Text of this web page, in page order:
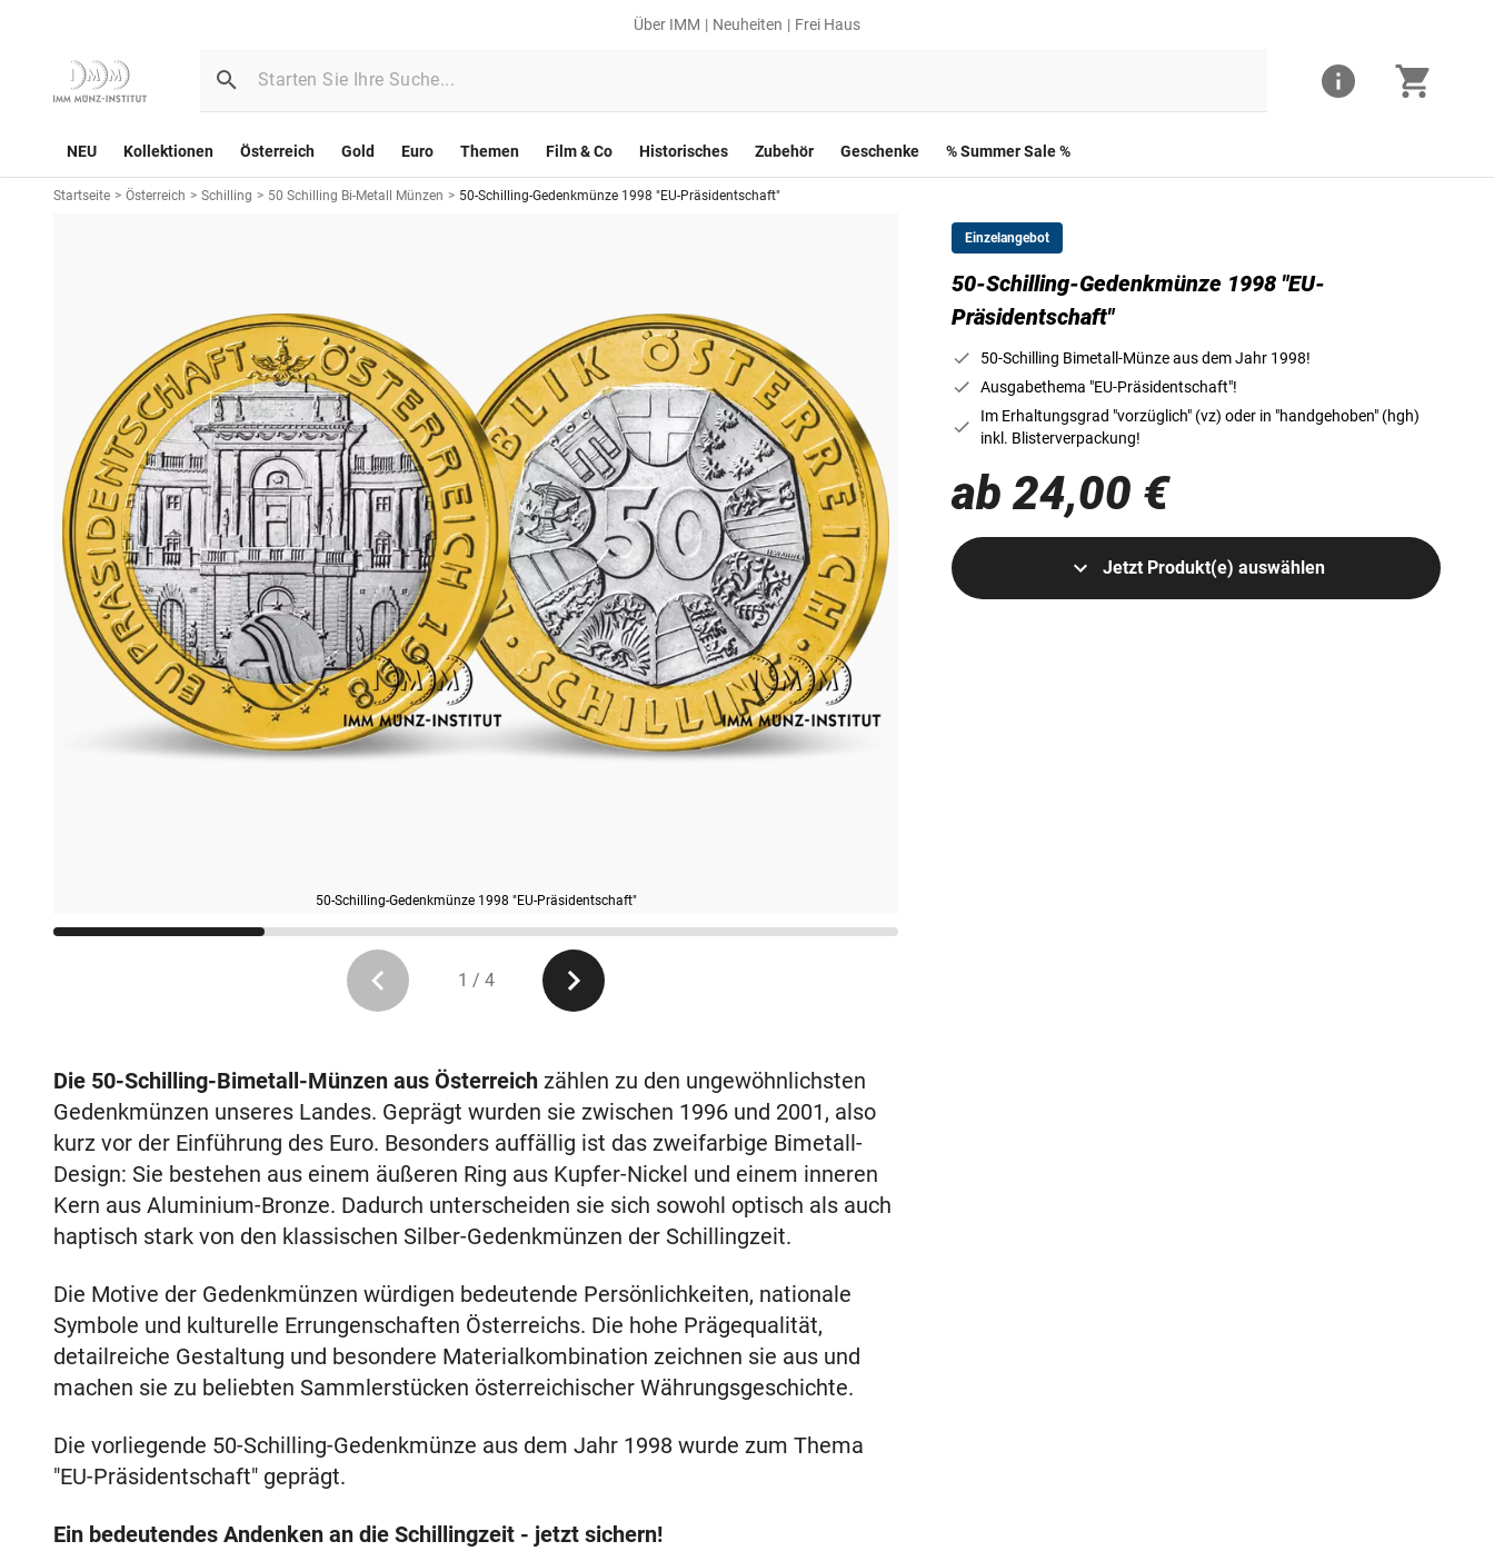
Über IMM Neuheiten Frei Haus
NEU Kollektionen Österreich Gold Euro Themen Film & Co Historisches Zubehör Geschenke % Summer Sale %
Startseite > Österreich > Schilling > 50 Schilling Bi-Metall Münzen > 50-Schilling-Gedenkmünze 1998 "EU-Präsidentschaft"
50-Schilling-Gedenkmünze 1998 "EU-Präsidentschaft"
Die Vorderseite der 50-Schilling-Gedenkmünze
1 / 4
Einzelangebot
50-Schilling-Gedenkmünze 1998 "EU-
Präsidentschaft"
50-Schilling Bimetall-Münze aus dem Jahr 1998!
Ausgabethema "EU-Präsidentschaft"!
Im Erhaltungsgrad "vorzüglich" (vz) oder in "handgehoben" (hgh)
inkl. Blisterverpackung!
ab 24,00 €
Jetzt Produkt(e) auswählen
Die 50-Schilling-Bimetall-Münzen aus Österreich zählen zu den ungewöhnlichsten
Gedenkmünzen unseres Landes. Geprägt wurden sie zwischen 1996 und 2001, also
kurz vor der Einführung des Euro. Besonders auffällig ist das zweifarbige Bimetall-
Design: Sie bestehen aus einem äußeren Ring aus Kupfer-Nickel und einem inneren
Kern aus Aluminium-Bronze. Dadurch unterscheiden sie sich sowohl optisch als auch
haptisch stark von den klassischen Silber-Gedenkmünzen der Schillingzeit.
Die Motive der Gedenkmünzen würdigen bedeutende Persönlichkeiten, nationale
Symbole und kulturelle Errungenschaften Österreichs. Die hohe Prägequalität,
detailreiche Gestaltung und besondere Materialkombination zeichnen sie aus und
machen sie zu beliebten Sammlerstücken österreichischer Währungsgeschichte.
Die vorliegende 50-Schilling-Gedenkmünze aus dem Jahr 1998 wurde zum Thema
"EU-Präsidentschaft" geprägt.
Ein bedeutendes Andenken an die Schillingzeit - jetzt sichern!